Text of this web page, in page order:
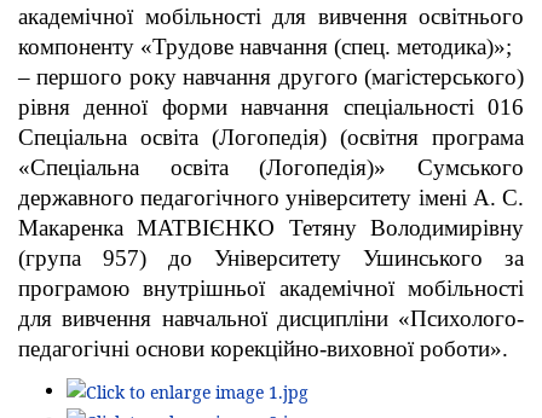
академічної мобільності для вивчення освітнього
компоненту «Трудове навчання (спец. методика)»;
– першого року навчання другого (магістерського)
рівня денної форми навчання спеціальності 016
Спеціальна освіта (Логопедія) (освітня програма
«Спеціальна освіта (Логопедія)» Сумського
державного педагогічного університету імені А. С.
Макаренка МАТВІЄНКО Тетяну Володимирівну
(група 957) до Університету Ушинського за
програмою внутрішньої академічної мобільності
для вивчення навчальної дисципліни «Психолого-
педагогічні основи корекційно-виховної роботи».